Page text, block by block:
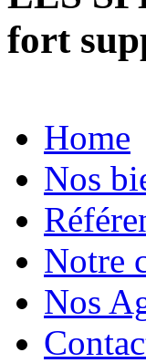
fort
Home
Nos
Notre
Nos